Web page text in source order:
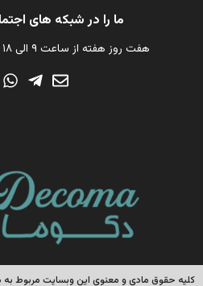
ما را در شبکه های
هفت روز هفته از ساعت ۹ الی ۱۸ پاسخگوی شما هستیم.
کلیه حقوق مادی و معنوی این وبسایت مربوط به